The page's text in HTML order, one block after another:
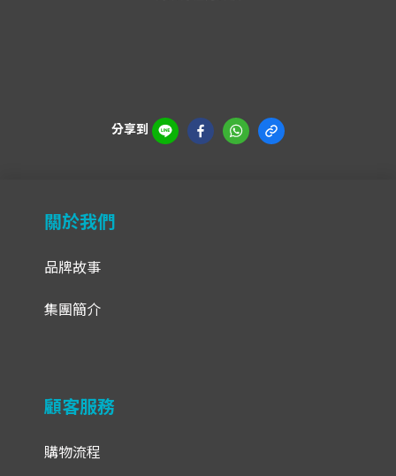
分享到
關於我們
品牌故事
集團簡介
顧客服務
購物流程